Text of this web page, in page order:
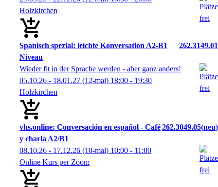
Holzkirchen
Spanisch spezial: leichte Konversation A2-B1
Niveau
262.3149.01
Wieder fit in der Sprache werden - aber ganz anders!
05.10.26 - 18.01.27 (12-mal) 18:00 - 19:30
Holzkirchen
vhs.online: Conversación en español - Café
y charla A2/B1
262.3049.05 neu
08.10.26 - 17.12.26 (10-mal) 10:00 - 11:00
Online Kurs per Zoom